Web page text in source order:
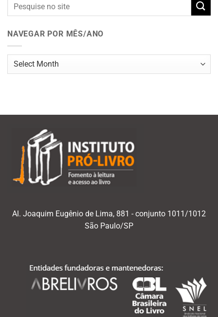
NAVEGAR POR MÊS/ANO
Navegar
Al. Joaquim Eugênio de Lima, 881 - conjunto 1011/1012
São Paulo/SP